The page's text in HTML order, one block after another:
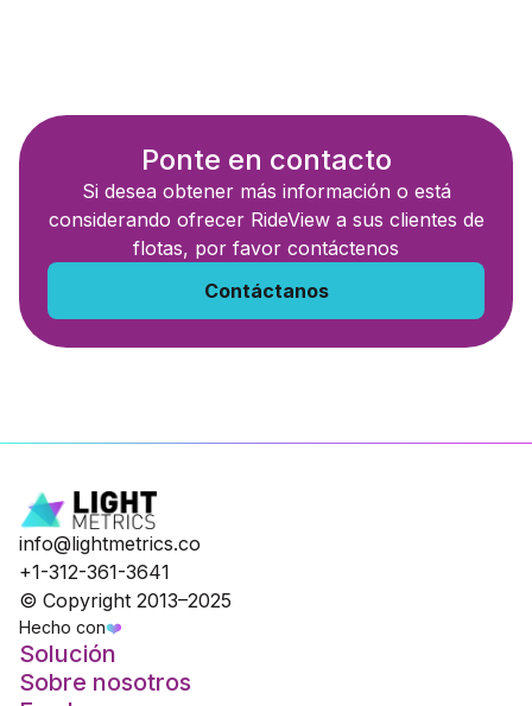
Ponte en contacto
Si desea obtener más información o está
considerando ofrecer RideView a sus clientes de
flotas, por favor contáctenos
Contáctanos
info@lightmetrics.co
+1-312-361-3641
© Copyright 2013–2025
Hecho con❤️
Solución
Sobre nosotros